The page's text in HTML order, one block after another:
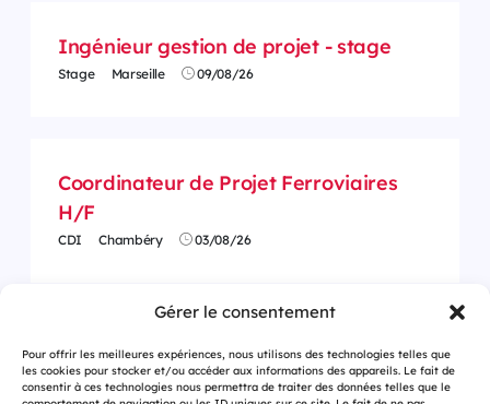
Gérer le consentement
Pour offrir les meilleures expériences, nous utilisons des technologies telles que
les cookies pour stocker et/ou accéder aux informations des appareils. Le fait de
consentir à ces technologies nous permettra de traiter des données telles que le
Ingénieur gestion de projet - stage
Stage Marseille 09/08/26
Coordinateur de Projet Ferroviaires
H/F
CDI Chambéry 03/08/26